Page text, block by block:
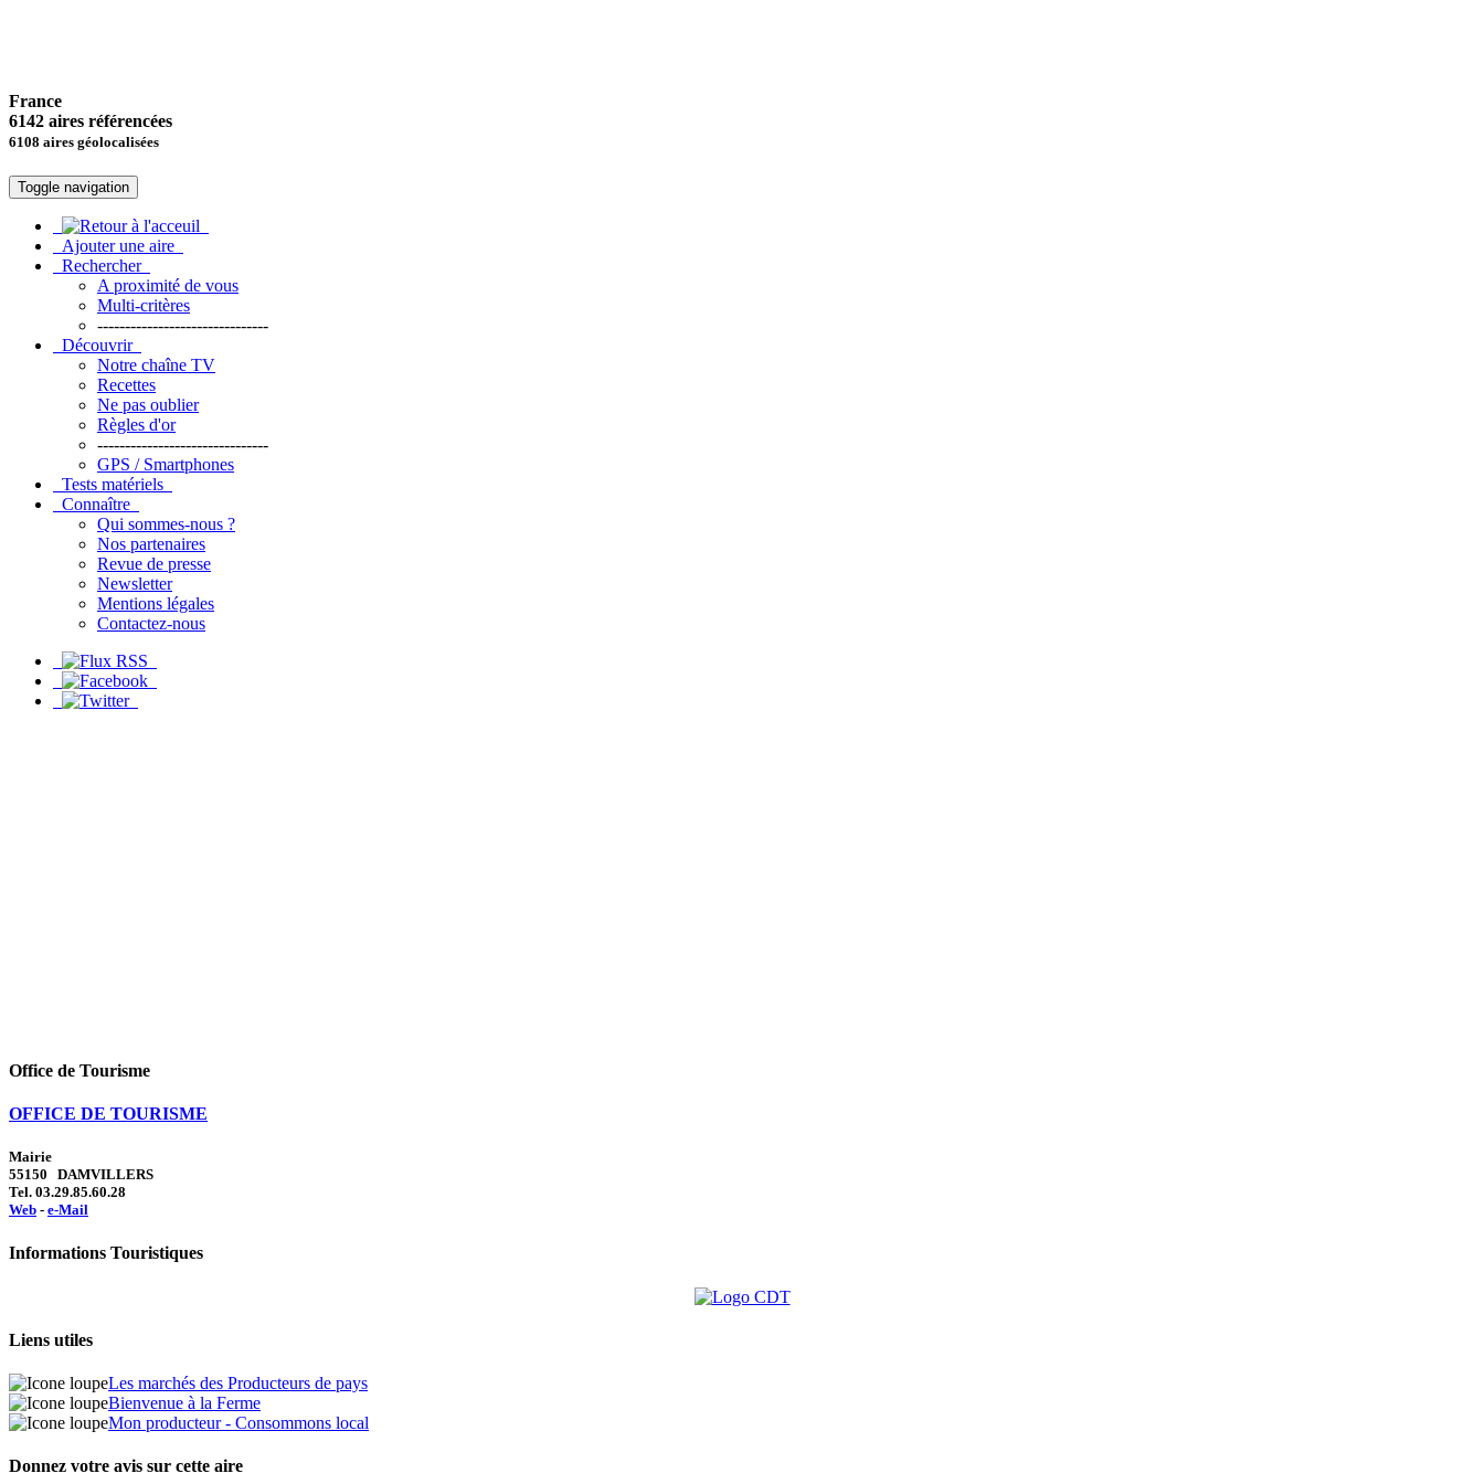
France
6142 aires référencées
6108 aires géolocalisées
Toggle navigation
Ajouter une aire
Rechercher
A proximité de vous
Multi-critères
-------------------------------
Découvrir
Notre chaîne TV
Recettes
Ne pas oublier
Règles d'or
-------------------------------
GPS / Smartphones
Tests matériels
Connaître
Qui sommes-nous ?
Nos partenaires
Revue de presse
Newsletter
Mentions légales
Contactez-nous
Office de Tourisme
OFFICE DE TOURISME
Mairie
55150 DAMVILLERS
Tel. 03.29.85.60.28
Web - e-Mail
Informations Touristiques
Liens utiles
Les marchés des Producteurs de pays
Bienvenue à la Ferme
Mon producteur - Consommons local
Donnez votre avis sur cette aire